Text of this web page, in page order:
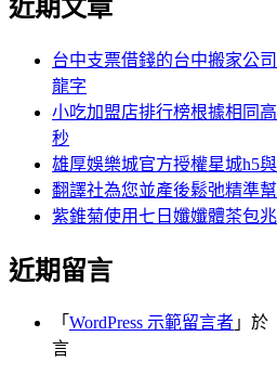
近期文章
台中支票借錢的台中搬家公
龍字
小吃加盟店排行榜根據相同
秒
雄厚娛樂城官方授權星城h5
翻譯社為您並產後鬆弛精準
紫錐菊使用七日孅孅體茶包
近期留言
「 WordPress 示範留言者 」於
言